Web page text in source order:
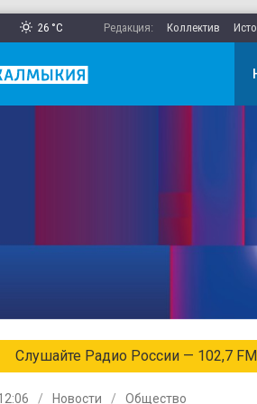
26 °C Редакция: Коллектив
Слушайте Радио России — 102,7 FM
Новости Общество